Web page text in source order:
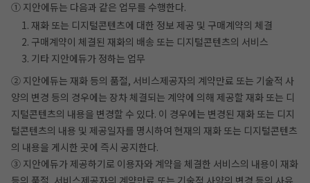
① 지안에듀는 다음과 같은 업무를 수행한다.
1. 재화 또는 디지털콘텐츠에 대한 정보 제공 및 구매계약의 체결
2. 구매계약이 체결된 재화의 배송 또는 디지털콘텐츠의 서비스
3. 기타 지안에듀가 정하는 업무
② 지안에듀는 재화 등의 품절, 서비스제공자의 계약만료 또는 기술적 사
양의 변경 등의 경우에는 장차 체결되는 계약에 의해 제공할 재화 또는 디
지털콘텐츠의 내용을 변경할 수 있다. 이 경우에는 변경된 재화 또는 디지
털콘텐츠의 내용 및 제공일자를 명시하여 현재의 재화 또는 디지털콘텐츠
의 내용을 게시한 곳에 즉시 공지한다.
③ 지안에듀가 제공하기로 이용자와 계약을 체결한 서비스의 내용이 재화
등의 품절, 서비스제공자의 계약만료 또는 기술적 사양의 변경 등의 사유